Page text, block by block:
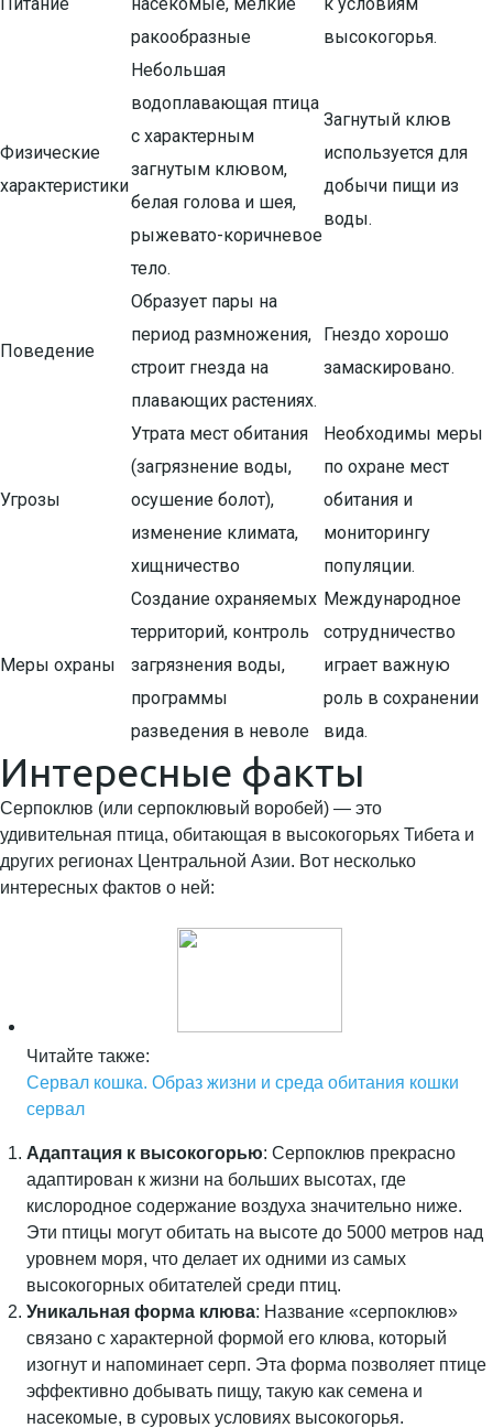
ракообразные
высокогорья.
Физические
характеристики
Небольшая
водоплавающая птица
с характерным
загнутым клювом,
белая голова и шея,
рыжевато-коричневое
тело.
Загнутый клюв
используется для
добычи пищи из
воды.
Поведение
Образует пары на
период размножения,
строит гнезда на
плавающих растениях.
Гнездо хорошо
замаскировано.
Угрозы
Утрата мест обитания
(загрязнение воды,
осушение болот),
изменение климата,
хищничество
Необходимы меры
по охране мест
обитания и
мониторингу
популяции.
Меры охраны
Создание охраняемых
территорий, контроль
загрязнения воды,
программы
разведения в неволе
Международное
сотрудничество
играет важную
роль в сохранении
вида.
Интересные факты
Серпоклюв (или серпоклювый воробей) — это
удивительная птица, обитающая в высокогорьях Тибета и
других регионах Центральной Азии. Вот несколько
интересных фактов о ней:
Читайте также:
Сервал кошка. Образ жизни и среда обитания кошки
сервал
Адаптация к высокогорью: Серпоклюв прекрасно
адаптирован к жизни на больших высотах, где
кислородное содержание воздуха значительно ниже.
Эти птицы могут обитать на высоте до 5000 метров над
уровнем моря, что делает их одними из самых
высокогорных обитателей среди птиц.
Уникальная форма клюва: Название «серпоклюв»
связано с характерной формой его клюва, который
изогнут и напоминает серп. Эта форма позволяет птице
эффективно добывать пищу, такую как семена и
насекомые, в суровых условиях высокогорья.